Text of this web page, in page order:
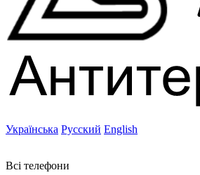
Українська Русский English
Всі телефони